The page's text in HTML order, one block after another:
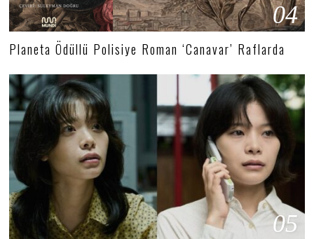
04
Planeta Ödüllü Polisiye Roman ‘Canavar’ Raflarda
05